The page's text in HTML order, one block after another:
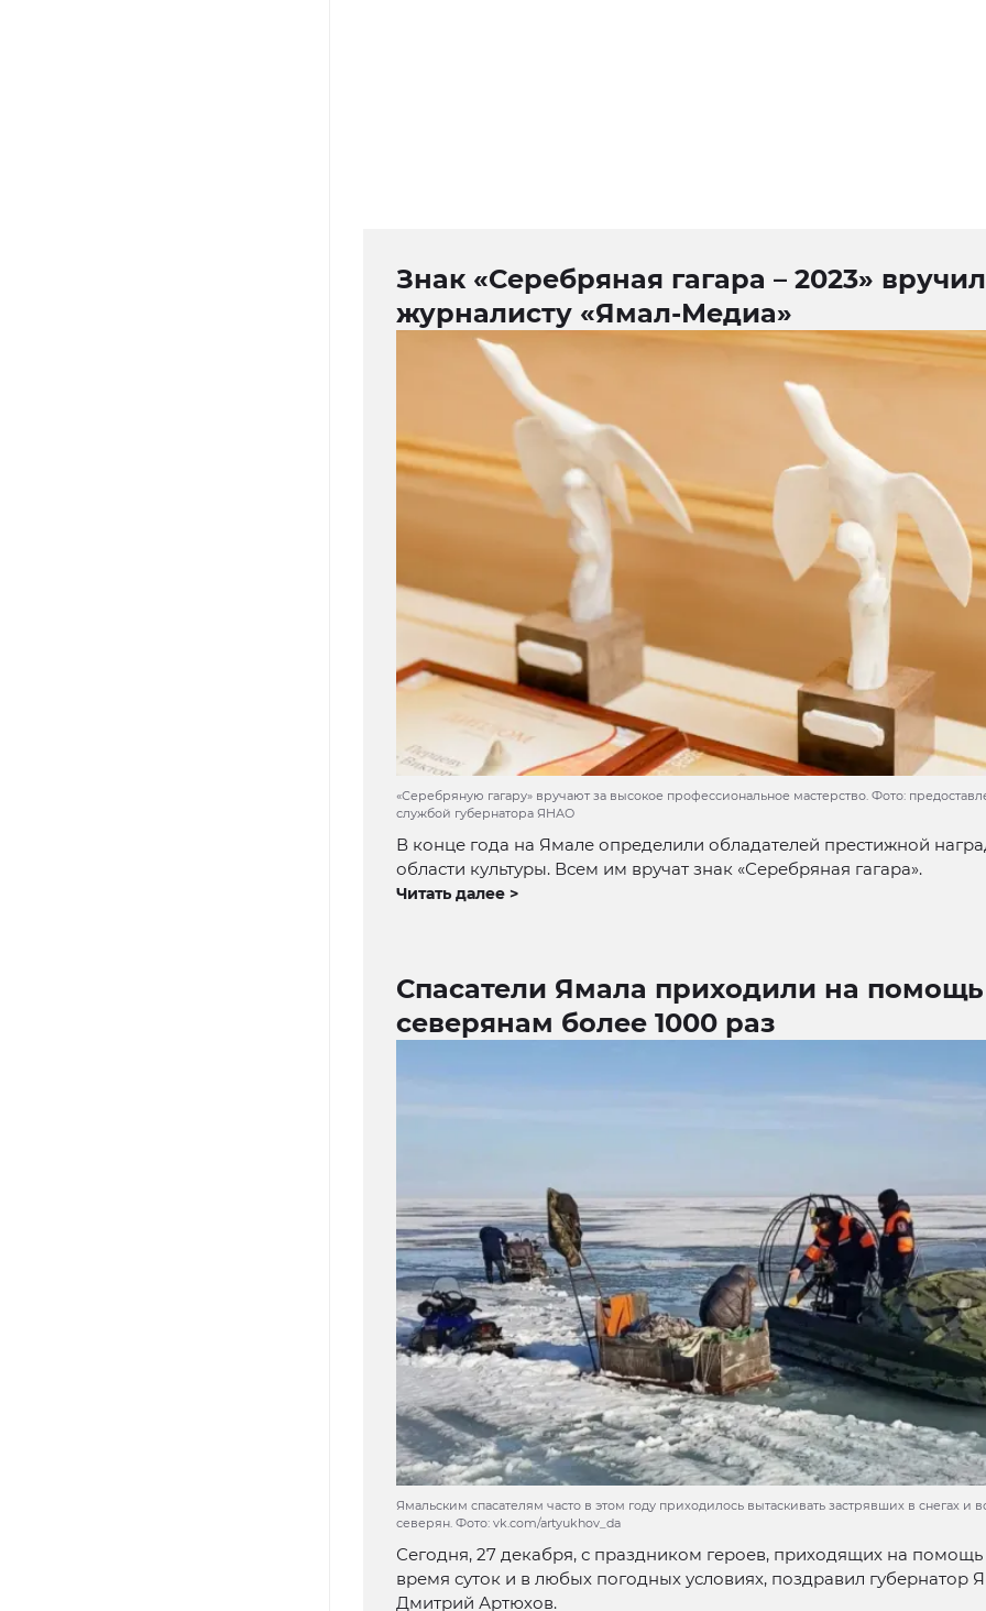
Знак «Серебряная гагара – 2023»
журналисту «Ямал-Медиа»
«Серебряную гагару» вручают за высокое профессиональное мастерство. Фото:
службой губернатора ЯНАО
В конце года на Ямале определили обладателей престижной
области культуры. Всем им вручат знак «Серебряная гагара».
Читать далее >
Спасатели Ямала приходили на помощь
северянам более 1000 раз
Ямальским спасателям часто в этом году приходилось вытаскивать застрявших в снегах и
северян. Фото: vk.com/artyukhov_da
Сегодня, 27 декабря, с праздником героев, приходящих на
время суток и в любых погодных условиях, поздравил губернатор
Дмитрий Артюхов.